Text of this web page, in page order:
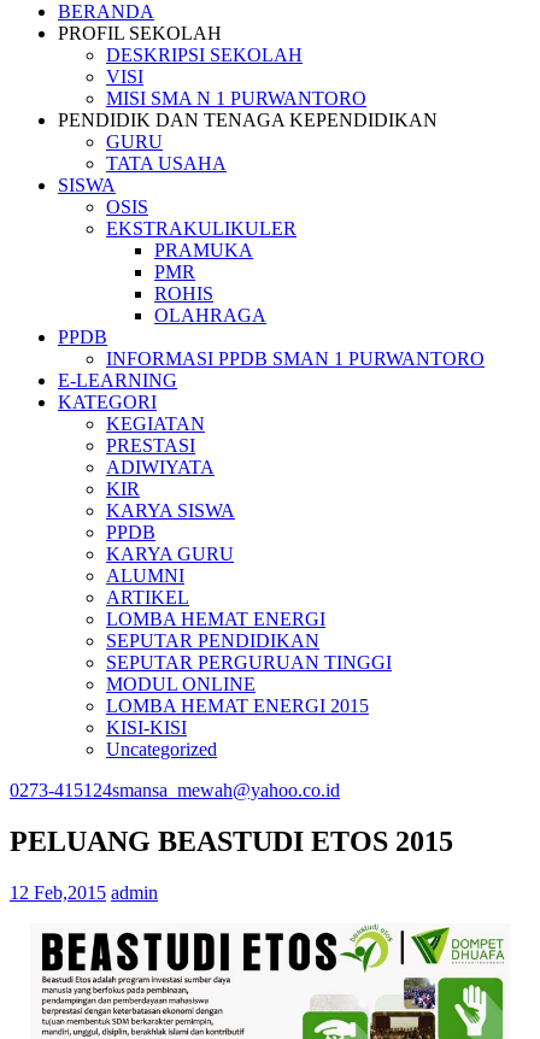
BERANDA
PROFIL SEKOLAH
DESKRIPSI SEKOLAH
VISI
MISI SMA N 1 PURWANTORO
PENDIDIK DAN TENAGA KEPENDIDIKAN
GURU
TATA USAHA
SISWA
OSIS
EKSTRAKULIKULER
PRAMUKA
PMR
ROHIS
OLAHRAGA
PPDB
INFORMASI PPDB SMAN 1 PURWANTORO
E-LEARNING
KATEGORI
KEGIATAN
PRESTASI
ADIWIYATA
KIR
KARYA SISWA
PPDB
KARYA GURU
ALUMNI
ARTIKEL
LOMBA HEMAT ENERGI
SEPUTAR PENDIDIKAN
SEPUTAR PERGURUAN TINGGI
MODUL ONLINE
LOMBA HEMAT ENERGI 2015
KISI-KISI
Uncategorized
0273-415124smansa_mewah@yahoo.co.id
PELUANG BEASTUDI ETOS 2015
12 Feb,2015 admin